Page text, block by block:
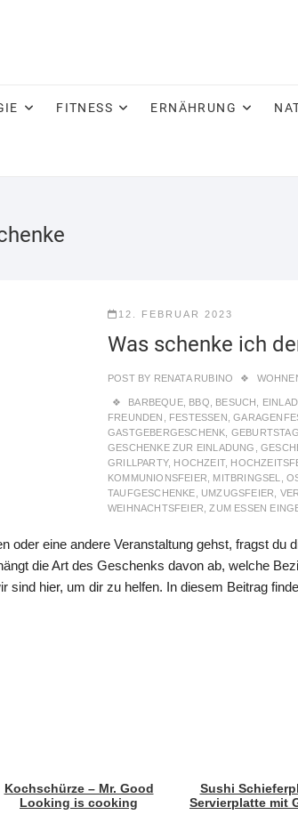
FITNESS ERNÄHRUNG
12. FEBRUAR 2023
Was schenke ich
POST BY RENATA RUBINO
BARBEQUE, BBQ BESUCH
FREUNDEN
FESTESSEN ,
GASTGEBERGESCHENK
GESCHENKE ZUR EINLADUNG
,
GRILLPARTY, HOCHZEIT,
KOMMUNIONSFEIER
MITBRINGSEL ,
TAUFGESCHENKE
UMZUGSFEIER
WEIHNACHTSFEIER
ZUM ESSEN
oder eine andere Veranstaltung gehst, fragst du
die Art des Geschenks davon ab, welche
sind hier, um dir zu helfen. In diesem Beitrag
Kochschürze – Mr. Good
Looking is cooking
Sushi
Servierplatte mit